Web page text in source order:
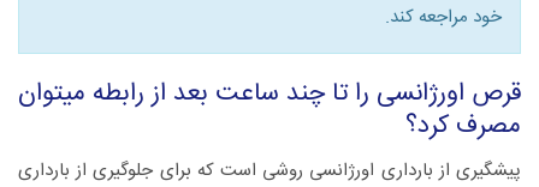
خود مراجعه کند.
قرص اورژانسی را تا چند ساعت بعد از رابطه میتوان
مصرف کرد؟
پیشگیری از بارداری اورژانسی روشی است که برای جلوگیری از بارداری